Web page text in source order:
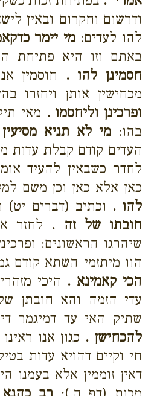
ודרשום וחקרום ובאין
להו לעדים:מי יימר
באתם וזו היא פתיחת
חסמינן להו . חוסמין
מכחישין אותן ויחזרו
ופרכינן וליחסמו . מאי
בהו: מי לא תניא
העדים קודם קבלת עדות
לחדר כשבאין להעיד
כאן אלא כאן וכן משם
להו . וכתיב (דברים
חובתו של זה . לחזר
שיהרגו הראשונים:
הוו מיתזמי השתא קודם
הכי קאמינא . היכי
עדי הזמה והא חובתן
שתיק האי עד דמיגמר
להכחישן . כגון אנו
חי וקיים דהויא עדות
דאין זוממין אלא בעמנו